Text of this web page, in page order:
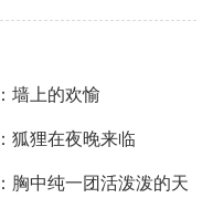
墙上的欢愉
狐狸在夜晚来临
胸中纯一团活泼泼的天